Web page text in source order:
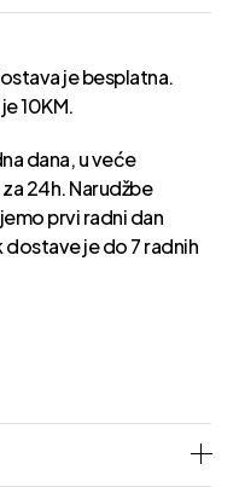
je besplatna.
10KM.
dana, u veće
24h. Narudžbe
prvi radni dan
je do 7 radnih